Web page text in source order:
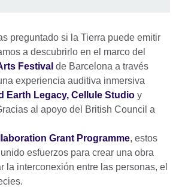
preguntado si la Tierra puede emitir
a descubrirlo en el marco del
Festival de Barcelona a través
experiencia auditiva inmersiva
Earth Legacy, Cellule Studio y
al apoyo del British Council a
Grant Programme, estos
esfuerzos para crear una obra
la interconexión entre las personas, el